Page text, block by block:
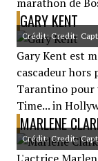
GARY KENT
Crédit: Credit:
Gary Kent est
cascadeur
Tarantino pour
Time... in
MARLENE
Crédit: Credit: